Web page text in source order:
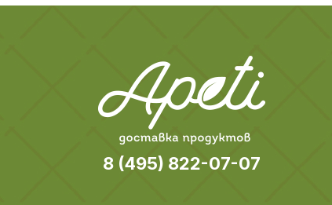
8 (495) 822-07-07